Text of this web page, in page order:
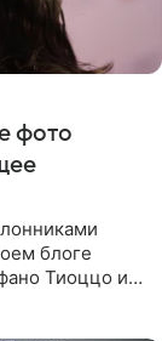
фото
блоге
Тиоццо и